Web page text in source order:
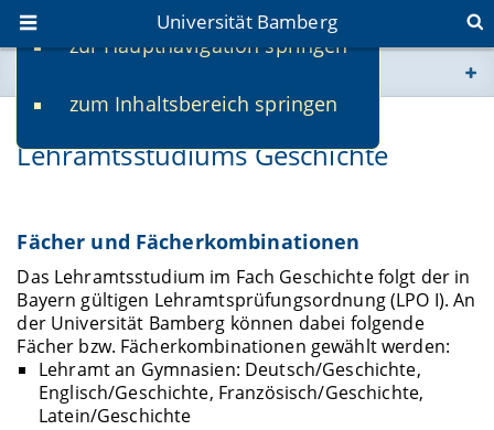
zur Hauptnavigation springen
zum Inhaltsbereich springen
Universität Bamberg
www.uni-bamberg.de
univis.uni-bamberg.de
fis.uni-bamberg.de
Rahmen und Struktur des
Lehramtsstudiums Geschichte
Fächer und Fächerkombinationen
Das Lehramtsstudium im Fach Geschichte folgt der in
Bayern gültigen Lehramtsprüfungsordnung (LPO I). An
der Universität Bamberg können dabei folgende
Fächer bzw. Fächerkombinationen gewählt werden:
Lehramt an Gymnasien: Deutsch/Geschichte,
Englisch/Geschichte, Französisch/Geschichte,
Latein/Geschichte